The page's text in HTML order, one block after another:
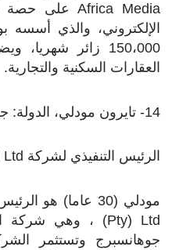
Africa Mediaعلى حصة
العقارات السكنية والتجارية.
14- تايرون مودلي، الدولة: جنوب أفريقيا
الرئيس التنفيذي لشركة
مودلي (30 عاما) هو الرئيس التنفيذي لـ
(Pty) Ltd ، وهي شركة